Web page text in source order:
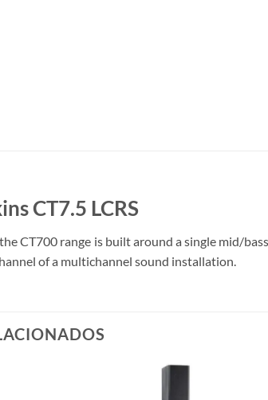
CT7.5 LCRS
CT700 range is built around a single mid/
of a multichannel sound installation.